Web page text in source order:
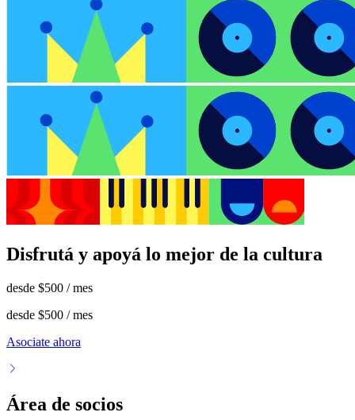
Disfrutá y apoyá lo mejor de la cultura
desde $500 / mes
desde $500 / mes
Asociate ahora
Área de socios